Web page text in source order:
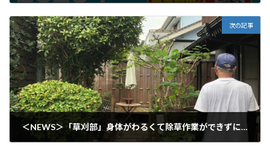
次の記事
＜NEWS＞「草刈部」身体がわるくて除草作業ができずに困っていた高齢者のお宅の庭をきれいにしました！